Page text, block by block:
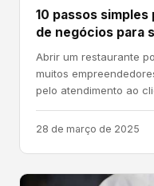
10 passos
de negócios para
Abrir um restaurante
muitos
pelo atendimento ao
28 de março de 2025